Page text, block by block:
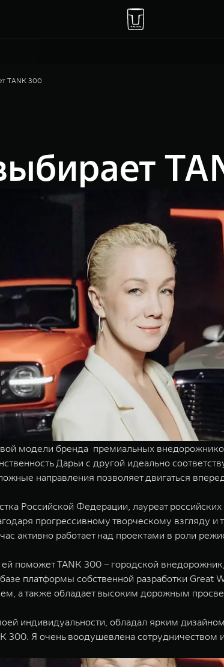
Москва, 47 км МКАД, владение 1
TANK 300
модели бренда премиальных
Дарьи с другой идеально
направления позволяет двигаться
Российской Федерации, лауреат
прогрессивному творческому взгляду и
активно работает над проектами в роли
поможет TANK 300 – городской
платформы собственной разработки
а также обладает высоким дорожным
индивидуальности, обладал ярким
300. Я очень воодушевлена